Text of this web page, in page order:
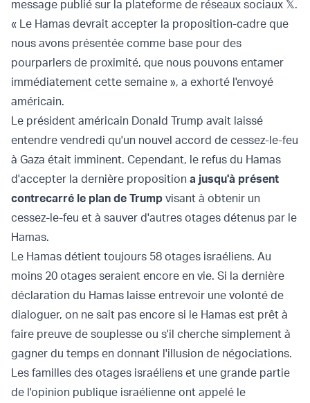
message publié sur la plateforme de réseaux sociaux 𝕏.
« Le Hamas devrait accepter la proposition-cadre que
nous avons présentée comme base pour des
pourparlers de proximité, que nous pouvons entamer
immédiatement cette semaine », a exhorté l'envoyé
américain.
Le président américain Donald Trump avait laissé
entendre vendredi qu'un nouvel accord de cessez-le-feu
à Gaza était imminent. Cependant, le refus du Hamas
d'accepter la dernière proposition a jusqu'à présent
contrecarré le plan de Trump visant à obtenir un
cessez-le-feu et à sauver d'autres otages détenus par le
Hamas.
Le Hamas détient toujours 58 otages israéliens. Au
moins 20 otages seraient encore en vie. Si la dernière
déclaration du Hamas laisse entrevoir une volonté de
dialoguer, on ne sait pas encore si le Hamas est prêt à
faire preuve de souplesse ou s'il cherche simplement à
gagner du temps en donnant l'illusion de négociations.
Les familles des otages israéliens et une grande partie
de l'opinion publique israélienne ont appelé le